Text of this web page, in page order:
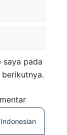
saya pada
Indonesian
Korean
Chinese